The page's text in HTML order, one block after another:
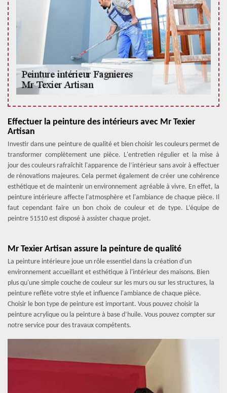
Effectuer la peinture des intérieurs avec Mr Texier
Artisan
Investir dans une peinture de qualité et bien choisir les couleurs permet de
transformer complètement une pièce. L'entretien régulier et la mise à
jour des couleurs rafraîchit l'apparence de l’intérieur sans avoir à effectuer
de rénovations majeures. Cela permet également de créer une cohérence
esthétique et de maintenir un environnement agréable à vivre. En effet, la
peinture intérieure affecte l'atmosphère et l'ambiance de chaque pièce. Il
faut cependant faire un bon choix de couleur et de type. L’équipe de
peintre 51510 est disposé à assister chaque projet.
Mr Texier Artisan assure la peinture de qualité
La peinture intérieure joue un rôle essentiel dans la création d'un
environnement accueillant et esthétique à l'intérieur des maisons. Bien
plus qu'une simple couche de couleur sur les murs ou sur les structures, la
peinture reflète votre style et influence l'ambiance de chaque pièce.
Choisir le bon type de peinture est important. Vous pouvez choisir la
peinture acrylique ou la peinture à base d’huile. Vous pouvez compter sur
notre service pour des travaux compétents.